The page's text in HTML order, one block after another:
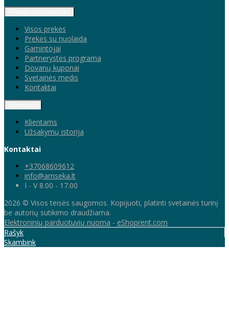
Visos prekės
Prekės su nuolaida
Gamintojai
Partnerystės programa
Dovanų kuponai
Svetainės medis
Kontaktai
Klientams
Užsakymų istorija
Kontaktai
+37068609612
info@amseka.lt
I - V 8.00 - 17.00
2026 © Visos teisės saugomos. Kopijuoti, platinti svetainės turinį
be autorių sutikimo draudžiama.
Elektroninių parduotuvių nuoma - eShoprent.com
Rašyk
Skambink